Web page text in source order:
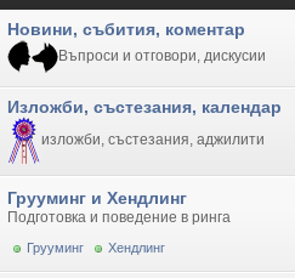
Новини, събития, коментар
Въпроси и отговори, дискусии
Изложби, състезания, календар
изложби, състезания, аджилити
Грууминг и Хендлинг
Подготовка и поведение в ринга
Грууминг Хендлинг